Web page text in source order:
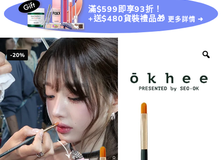
滿$599即享93折！
+送$480貨裝禮品🎁 更多詳情 ➜
-20%